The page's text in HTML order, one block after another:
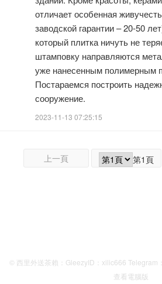
отличает особенная
заводской гарантии – 20-50
который плитка ничуть не
штамповку направляются
уже нанесенным полимерным
Постараемся построить
сооружение.
2023-11-13 07:25:15
上一頁 第1頁
© 西里外送茶賴：GleezyID：xilic666
查看電腦版